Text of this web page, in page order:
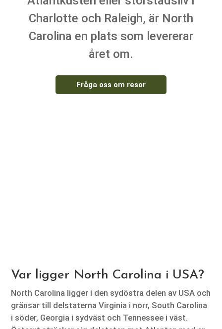
Charlotte och Raleigh, är North
Carolina en plats som levererar
året om.
Fråga oss om resor
Var ligger North Carolina i USA?
North Carolina ligger i den sydöstra delen av USA och
gränsar till delstaterna Virginia i norr, South Carolina
i söder, Georgia i sydväst och Tennessee i väst.